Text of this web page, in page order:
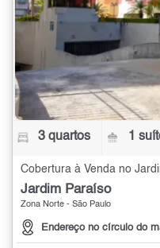
3 quartos 1
Cobertura à Venda no
Jardim Paraíso
Zona Norte - São Paulo
Endereço no círculo do